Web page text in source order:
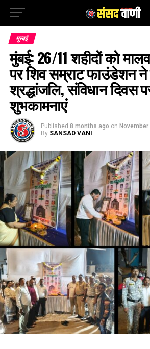
मुम्बई
मुंबई: 26/11 शहीदों को
पर शिव सम्राट फाउंडेशन ने
श्रद्धांजलि, संविधान दिवस
शुभकामनाएं
Published 8 months ago on
By SANSAD VANI